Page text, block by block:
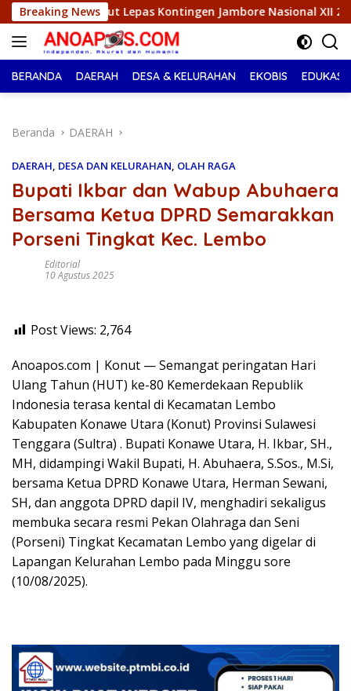
Langsung
ke
konten
Breaking News
Kontingen Jambore Nasional XII 2026, Begini Pesan Ikbar
BERANDA DAERAH DESA & KELURAHAN EKOBIS EDUKASI
Beranda DAERAH
DAERAH, DESA DAN KELURAHAN, OLAH RAGA
Bupati Ikbar dan Wabup Abuhaera
Bersama Ketua DPRD Semarakkan
Porseni Tingkat Kec. Lembo
Editorial
10 Agustus 2025
Post Views: 2,764
Anoapos.com | Konut — Semangat peringatan Hari
Ulang Tahun (HUT) ke-80 Kemerdekaan Republik
Indonesia terasa kental di Kecamatan Lembo
Kabupaten Konawe Utara (Konut) Provinsi Sulawesi
Tenggara (Sultra) . Bupati Konawe Utara, H. Ikbar, SH.,
MH, didampingi Wakil Bupati, H. Abuhaera, S.Sos., M.Si,
bersama Ketua DPRD Konawe Utara, Herman Sewani,
SH, dan anggota DPRD dapil IV, menghadiri sekaligus
membuka secara resmi Pekan Olahraga dan Seni
(Porseni) Tingkat Kecamatan Lembo yang digelar di
Lapangan Kelurahan Lembo pada Minggu sore
(10/08/2025).